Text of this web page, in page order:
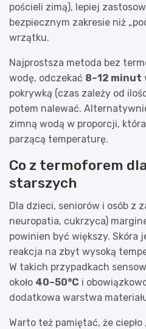
pościeli zimą), lepiej
bezpiecznym zakresie niż
wrzątku.
Najprostsza metoda bez
wodę, odczekać 8–12 minut
pokrywką (czas zależy od
potem nalewać.
zimną wodą w proporcji,
parzącą temperaturę.
Co z termoforem
starszych
Dla dzieci, seniorów i osób z
neuropatia, cukrzyca)
powinien być większy. Skóra
reakcja na zbyt wysoką
W takich przypadkach
około 40–50°C i
dodatkowa warstwa
Warto też pamiętać, że